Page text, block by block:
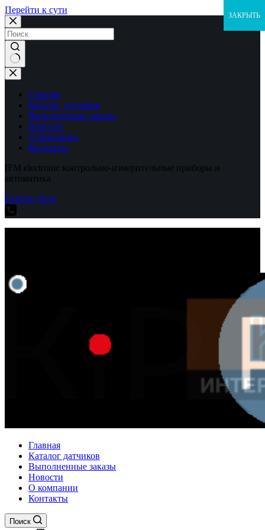
Перейти к сути
Ничего
не
найденоГлавная
Каталог датчиков
Выполненные заказы
Новости
О компании
Контакты
IFM electronic контрольно-измерительные приборы и
автоматика
Explore Shop
Главная
Каталог датчиков
Выполненные заказы
Новости
О компании
Контакты
Поиск
ЗАКРЫТЬ